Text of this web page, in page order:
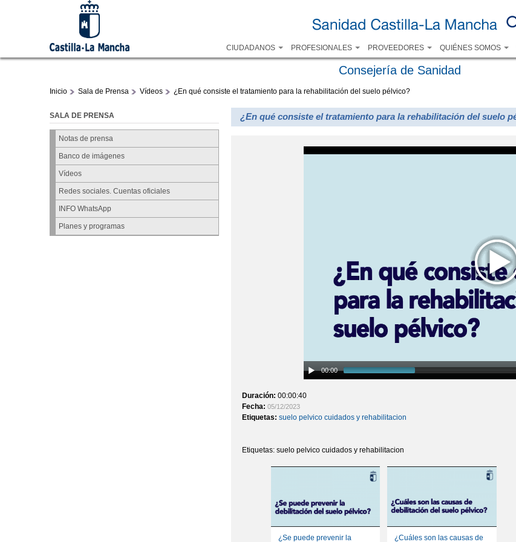
principal
CIUDADANOS PROFESIONALES PROVEEDORES QUIÉNES SOMOS
Consejería de Sanidad
Inicio Sala de Prensa Vídeos ¿En qué consiste el tratamiento para la rehabilitación del suelo pélvico?
SALA DE PRENSA
Notas de prensa
Banco de imágenes
Vídeos
Redes sociales. Cuentas oficiales
INFO WhatsApp
Planes y programas
¿En qué consiste el tratamiento para la rehabilitación del suelo
00:00
Duración: 00:00:40
Fecha: 05/12/2023
Etiquetas: suelo pelvico cuidados y rehabilitacion
Etiquetas: suelo pelvico cuidados y rehabilitacion
¿Se puede prevenir la ¿Cuáles son las causas de